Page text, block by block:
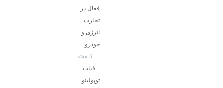
فعال در
تجارت
انرژی و
خودرو
فیات
توپولینو